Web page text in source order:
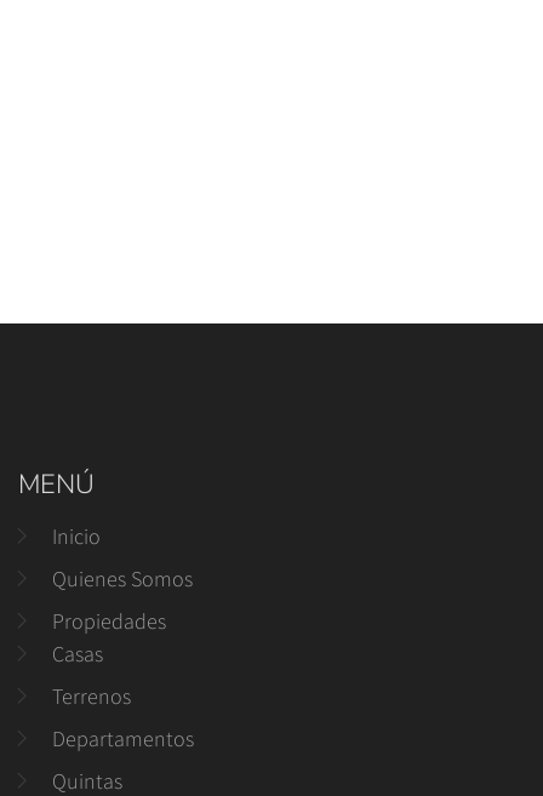
MENÚ
Inicio
Quienes Somos
Propiedades
Casas
Terrenos
Departamentos
Quintas